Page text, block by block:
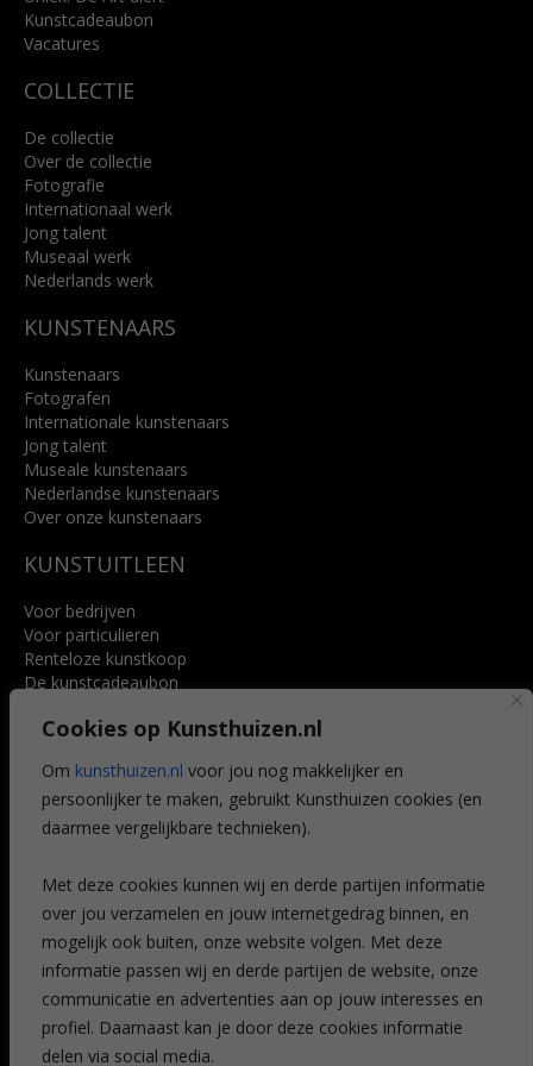
Cookies op Kunsthuizen.nl
Om kunsthuizen.nl voor jou nog makkelijker en
persoonlijker te maken, gebruikt Kunsthuizen cookies (en
daarmee vergelijkbare technieken).
Met deze cookies kunnen wij en derde partijen informatie
over jou verzamelen en jouw internetgedrag binnen, en
mogelijk ook buiten, onze website volgen. Met deze
informatie passen wij en derde partijen de website, onze
communicatie en advertenties aan op jouw interesses en
profiel. Daarnaast kan je door deze cookies informatie
delen via social media.
Lees meer
Kunstcadeaubon
Vacatures
COLLECTIE
De collectie
Over de collectie
Fotografie
Internationaal werk
Jong talent
Museaal werk
Nederlands werk
KUNSTENAARS
Kunstenaars
Fotografen
Internationale kunstenaars
Jong talent
Museale kunstenaars
Nederlandse kunstenaars
Over onze kunstenaars
KUNSTUITLEEN
Voor bedrijven
Voor particulieren
Renteloze kunstkoop
De kunstcadeaubon
Voordelen
Veelgestelde vragen
CONTACT
Leiden
Amsterdam
Breda
Favorieten
Mijn art alert